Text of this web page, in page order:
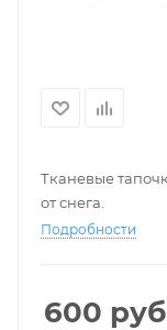
Тканевые
от снега.
Подробности
600